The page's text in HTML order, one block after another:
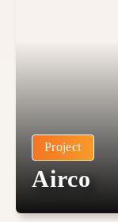
Project
Airco